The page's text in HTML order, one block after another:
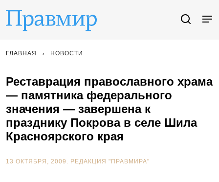
ГЛАВНАЯ НОВОСТИ
Реставрация православного храма
— памятника федерального
значения — завершена к
празднику Покрова в селе Шила
Красноярского края
13 ОКТЯБРЯ, 2009. РЕДАКЦИЯ "ПРАВМИРА"